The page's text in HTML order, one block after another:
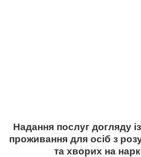
Надання послуг догляду
проживання для осіб з
та хворих на